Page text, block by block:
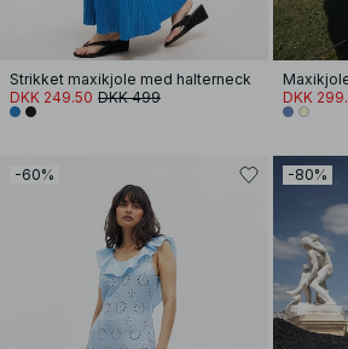
Strikket maxikjole med halterneck
DKK 249.50 DKK 499
DKK
-60% -80%